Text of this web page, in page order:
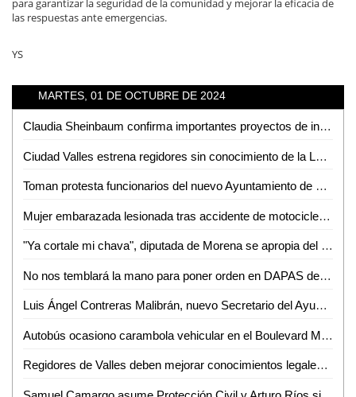
para garantizar la seguridad de la comunidad y mejorar la eficacia de
las respuestas ante emergencias.
YS
MARTES, 01 DE OCTUBRE DE 2024
Claudia Sheinbaum confirma importantes proyectos de infraestructura para SLP y la Huasteca
Ciudad Valles estrena regidores sin conocimiento de la Ley; prometen estudiarla
Toman protesta funcionarios del nuevo Ayuntamiento de Ciudad Valles
Mujer embarazada lesionada tras accidente de motocicleta en Boulevard México - Laredo
"Ya cortale mi chava", diputada de Morena se apropia del podio en evento de David Medina
No nos temblará la mano para poner orden en DAPAS de Ciudad Valles: Nancy Jeanime
Luis Ángel Contreras Malibrán, nuevo Secretario del Ayuntamiento de Ciudad Valles
Autobús ocasiono carambola vehicular en el Boulevard México - Laredo
Regidores de Valles deben mejorar conocimientos legales: Norberto Orozco del Ángel